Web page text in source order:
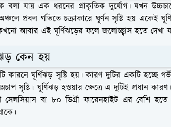
বলা যায় এক ধরনের প্রাকৃতিক দুর্যোগ। যখন
প্রবল গতিতে চক্রাকারে ঘূর্ণন সৃষ্টি হয় একেই
আবার এই ঘূর্ণিঝড়ের ফলে জলোচ্ছ্বাস হতে দেখা
কেন হয়
কারনে ঘূর্ণিঝড় সৃষ্টি হয়। কারণ দুটির একটি হচ্ছে
সৃষ্টি। ঘূর্ণিঝড় হওয়ার ক্ষেত্রে এ দুটিই প্রধান
সেলসিয়াস বা ৮০ ডিগ্রী ফারেনহাইট এর বেশি